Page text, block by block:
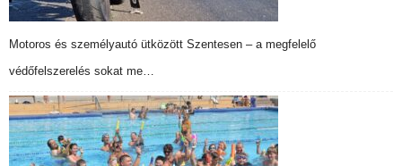
Motoros és személyautó ütközött Szentesen – a megfelelő
védőfelszerelés sokat me…